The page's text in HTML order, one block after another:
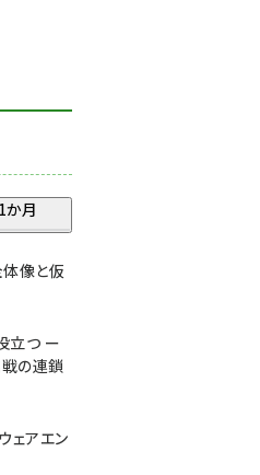
1か月
像と仮
立つ ー
の連鎖
ェアエン